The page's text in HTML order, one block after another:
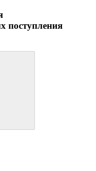
поступления